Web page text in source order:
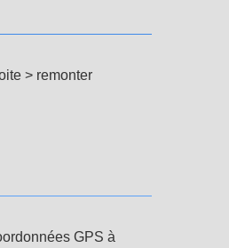
> remonter
GPS à